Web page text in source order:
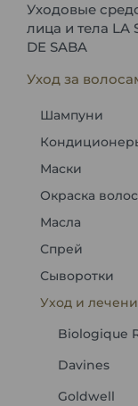
Уходовые
лица и тела LA
DE SABA
Уход за
Шампуни
Маски
Окраска волос
Масла
Спрей
Сыворотки
Уход и
Biologique
Davines
Goldwell